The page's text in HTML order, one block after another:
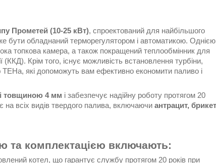
Прометей (10-25 кВт), спроектований для найбільшого
бути обладнаний терморегулятором і автоматикою.
топкова камера, а також покращений теплообмінник для
(ККД). Крім того, існує можливість встановлення турбіни,
ТЕНа, які допоможуть вам ефективно економити паливо і
товщиною 4 мм і забезпечує надійну роботу протягом 20
на всіх видів твердого палива, включаючи антрацит,
та комплектацією включають:
котел, що гарантує службу протягом 20 років при